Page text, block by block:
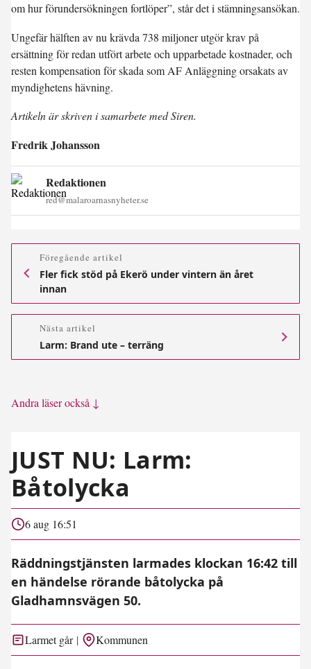
om hur förundersökningen fortlöper”, står det i stämningsansökan.
Ungefär hälften av nu krävda 738 miljoner utgör krav på
ersättning för redan utfört arbete och upparbetade kostnader, och
resten kompensation för skada som AF Anläggning orsakats av
myndighetens hävning.
Artikeln är skriven i samarbete med Siren.
Fredrik Johansson
Redaktionen
red@malaroarnasnyheter.se
Föregående artikel
Fler fick stöd på Ekerö under vintern än året
innan
Nästa artikel
Larm: Brand ute – terräng
Andra läser också ↓
JUST NU: Larm:
Båtolycka
6 aug 16:51
Räddningstjänsten larmades klockan 16:42 till
en händelse rörande båtolycka på
Gladhamnsvägen 50.
Larmet går Kommunen